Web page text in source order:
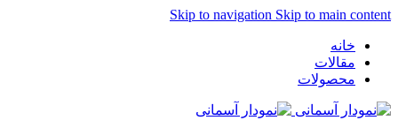
Skip to navigation Skip to main content
خانه
مقالات
محصولات